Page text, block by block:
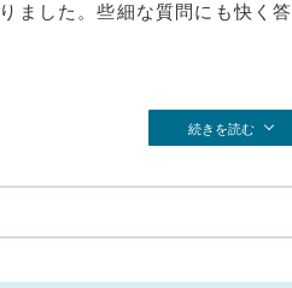
ました。些細な質問にも快く答
続きを読む